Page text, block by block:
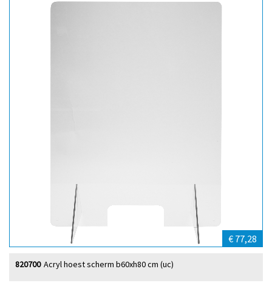
€ 77,28
Acryl hoest scherm b60xh80 cm (uc)
820700